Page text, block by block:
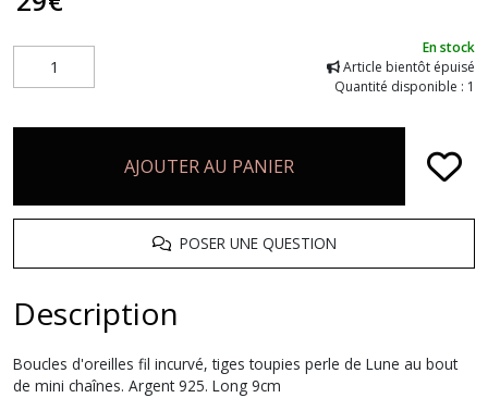
En stock
Article bientôt épuisé
Quantité disponible : 1
AJOUTER AU PANIER
POSER UNE QUESTION
Description
Boucles d'oreilles fil incurvé, tiges toupies perle de Lune au bout
de mini chaînes. Argent 925. Long 9cm